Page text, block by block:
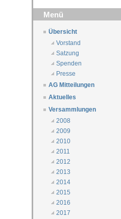
Menü
Übersicht
Vorstand
Satzung
Spenden
Presse
AG Mitteilungen
Aktuelles
Versammlungen
2008
2009
2010
2011
2012
2013
2014
2015
2016
2017